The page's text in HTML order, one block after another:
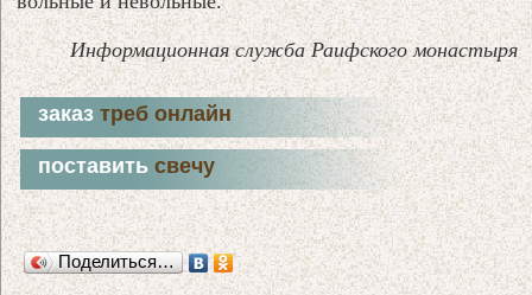
Информационная служба Раифского монастыря
заказтреб онлайн
поставитьсвечу
Поделиться…